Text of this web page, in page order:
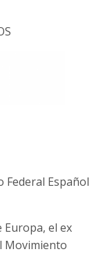
Federal Español
Europa, el ex
Movimiento